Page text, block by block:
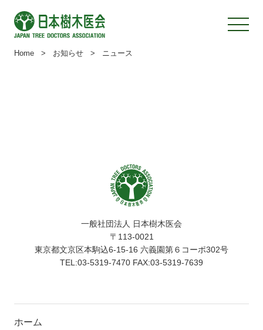
Home > お知らせ > ニュース
一般社団法人 日本樹木医会
〒113-0021
東京都文京区本駒込6-15-16 六義園第６コーポ302号
TEL:03-5319-7470 FAX:03-5319-7639
ホーム